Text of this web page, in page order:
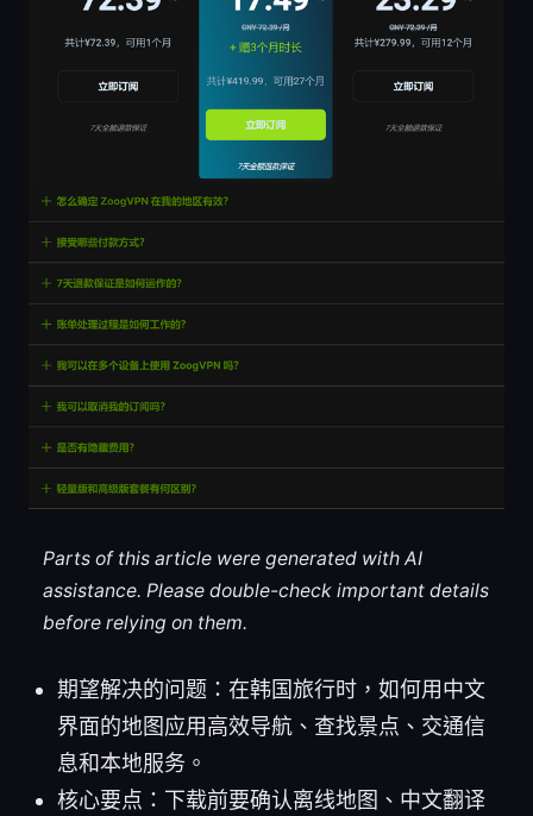
Parts of this article were generated with AI
assistance. Please double-check important details
before relying on them.
期望解决的问题：在韩国旅行时，如何用中文
界面的地图应用高效导航、查找景点、交通信
息和本地服务。
核心要点：下载前要确认离线地图、中文翻译